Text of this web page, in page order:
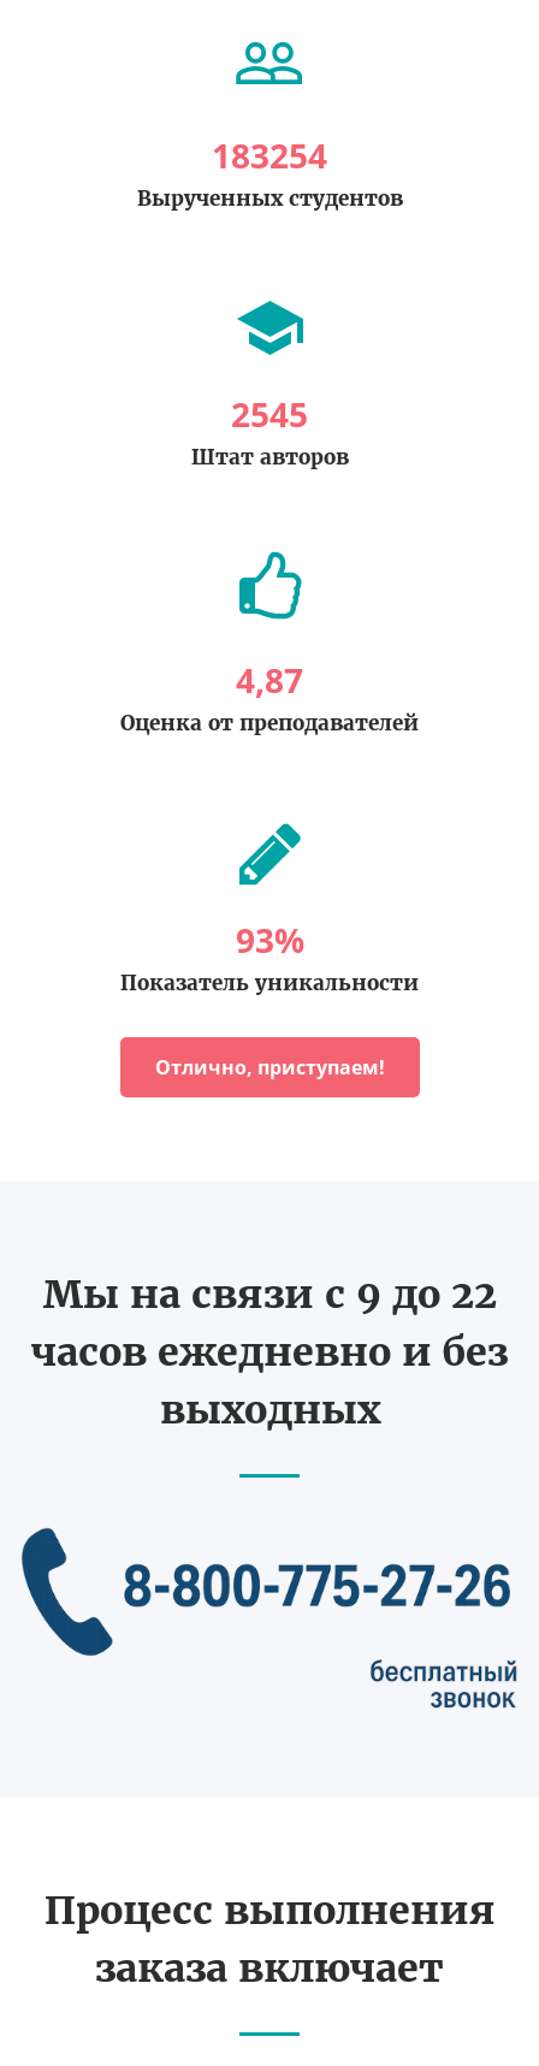
183254
Вырученных студентов
2545
Штат авторов
4,87
Оценка от преподавателей
93%
Показатель уникальности
Отлично, приступаем!
Мы на связи с 9 до 22
часов ежедневно и без
выходных
Процесс выполнения
заказа включает